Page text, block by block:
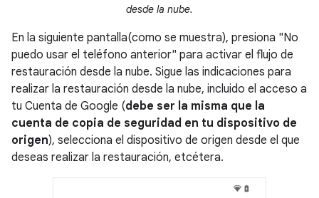
desde la nube.
En la siguiente pantalla(como se muestra), presiona "No
puedo usar el teléfono anterior" para activar el flujo de
restauración desde la nube. Sigue las indicaciones para
realizar la restauración desde la nube, incluido el acceso a
tu Cuenta de Google (debe ser la misma que la
cuenta de copia de seguridad en tu dispositivo de
origen), selecciona el dispositivo de origen desde el que
deseas realizar la restauración, etcétera.